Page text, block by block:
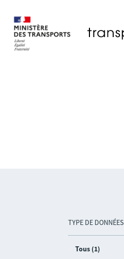
TYPE DE DONNÉES
Tous (1)